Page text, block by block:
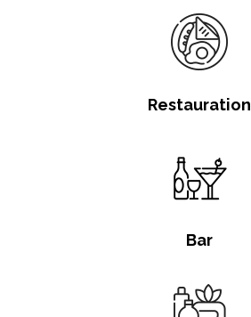
Restauration
Bar